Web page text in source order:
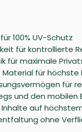
100% UV-Schutz
für kontrollierte
für maximale
Material für
für
und den mobilen
auf
ohne